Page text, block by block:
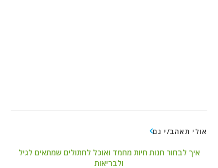
אולי תאהב/י גם
איך לבחור חנות חיות מחמד ואוכל לחתולים שמתאים לגיל
ולבריאות